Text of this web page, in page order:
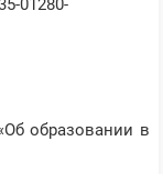
01280-
образовании в